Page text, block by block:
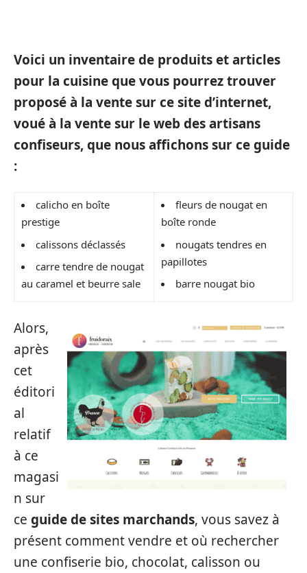
Voici un inventaire de produits et articles
pour la cuisine que vous pourrez trouver
proposé à la vente sur ce site d’internet,
voué à la vente sur le web des artisans
confiseurs, que nous affichons sur ce guide
:
calicho en boîte
prestige
calissons déclassés
carre tendre de nougat
au caramel et beurre sale
fleurs de nougat en
boîte ronde
nougats tendres en
papillotes
barre nougat bio
Alors,
après
cet
éditori
al
relatif
à ce
magasi
n sur
ce guide de sites marchands, vous savez à
présent comment vendre et où rechercher
une confiserie bio, chocolat, calisson ou